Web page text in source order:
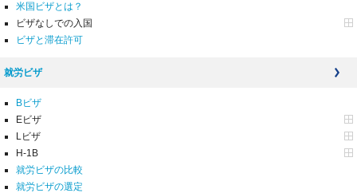
米国ビザとは？
ビザなしでの入国
ビザと滞在許可
就労ビザ
Bビザ
Eビザ
Lビザ
H-1B
就労ビザの比較
就労ビザの選定